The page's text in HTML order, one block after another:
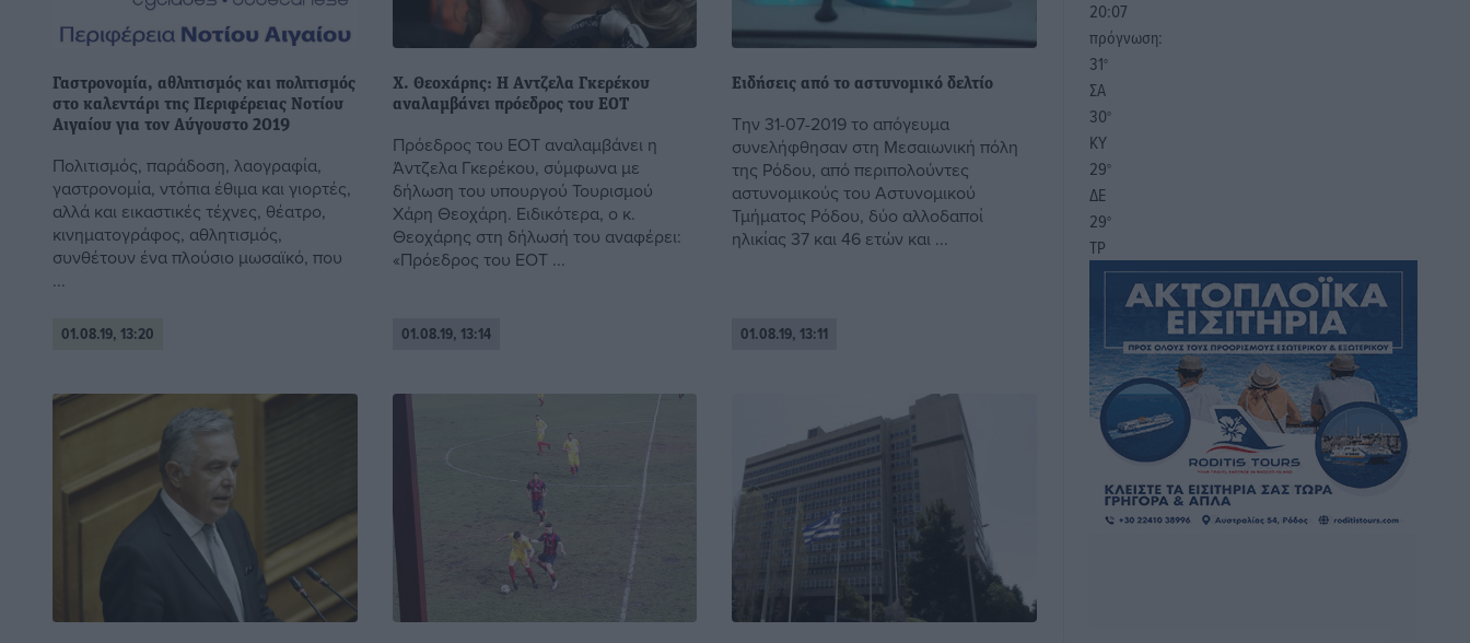
Γαστρονομία, αθλητισμός και πολιτισμός
στο καλεντάρι της Περιφέρειας Νοτίου
Αιγαίου για τον Αύγουστο 2019
Πολιτισμός, παράδοση, λαογραφία,
γαστρονομία, ντόπια έθιμα και γιορτές,
αλλά και εικαστικές τέχνες, θέατρο,
κινηματογράφος, αθλητισμός,
συνθέτουν ένα πλούσιο μωσαϊκό, που
...
01.08.19, 13:20
Χ. Θεοχάρης: Η Aντζελα Γκερέκου
αναλαμβάνει πρόεδρος του ΕΟΤ
Πρόεδρος του ΕΟΤ αναλαμβάνει η
Άντζελα Γκερέκου, σύμφωνα με
δήλωση του υπουργού Τουρισμού
Χάρη Θεοχάρη. Ειδικότερα, ο κ.
Θεοχάρης στη δήλωσή του αναφέρει:
«Πρόεδρος του ΕΟΤ ...
01.08.19, 13:14
Ειδήσεις από το αστυνομικό δελτίο
Την 31-07-2019 το απόγευμα
συνελήφθησαν στη Μεσαιωνική πόλη
της Ρόδου, από περιπολούντες
αστυνομικούς του Αστυνομικού
Τμήματος Ρόδου, δύο αλλοδαποί
ηλικίας 37 και 46 ετών και ...
01.08.19, 13:11
20:07
πρόγνωση:
31°
ΣΑ
30°
ΚΥ
29°
ΔΕ
29°
ΤΡ